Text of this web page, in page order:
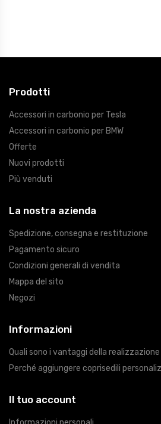
Prodotti
Accessori in carbonio per Tesla
Accessori in carbonio per BMW
Offerte
Nuovi prodotti
Più venduti
La nostra azienda
Spedizione, consegna e restituzione
Pagamento sicuro
Condizioni generali di vendita
Mappa del sito
Negozi
Informazioni
Quali sono i vantaggi della
Perché aggiungere coprisedili
Il tuo account